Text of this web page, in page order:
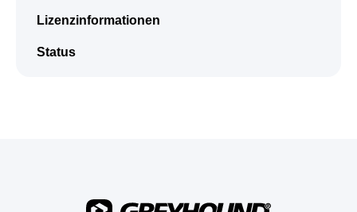
Lizenzinformationen
Status